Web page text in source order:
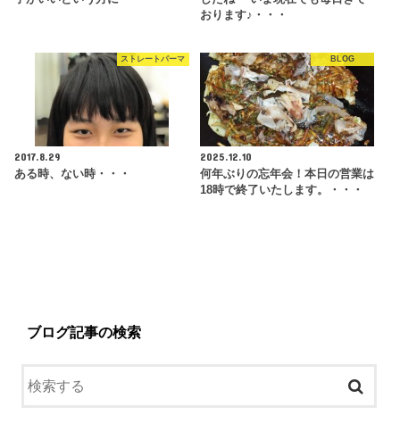
おります♪・・・
ストレートパーマ
2017.8.29
ある時、ない時・・・
BLOG
2025.12.10
何年ぶりの忘年会！本日の営業は
18時で終了いたします。・・・
ブログ記事の検索